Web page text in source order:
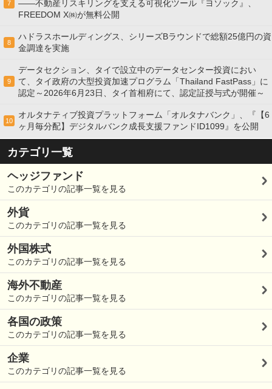
7
——不動産リスキリングを支える可視化ツール『ヨソック』、
FREEDOM X㈱が無料公開
8
ハドラスホールディングス、シリーズBラウンドで総額25億円の資
金調達を実施
9
データセクション、タイで設立中のデータセンター投資におい
て、タイ政府の大型投資加速プログラム「Thailand FastPass」に
認定～2026年6月23日、タイ首相府にて、認定証授与式が開催～
10
オルタナティブ投資プラットフォーム「オルタナバンク」、『【6
ヶ月毎分配】デジタルバンク成長支援ファンドID1099』を公開
カテゴリ一覧
ヘッジファンド
このカテゴリの記事一覧を見る
外貨
このカテゴリの記事一覧を見る
外国株式
このカテゴリの記事一覧を見る
海外不動産
このカテゴリの記事一覧を見る
各国の政策
このカテゴリの記事一覧を見る
企業
このカテゴリの記事一覧を見る